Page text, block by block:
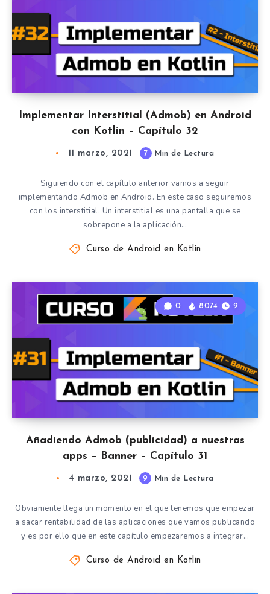
Implementar Interstitial (Admob) en Android
con Kotlin – Capítulo 32
11 marzo, 2021 7 Min de Lectura
Siguiendo con el capítulo anterior vamos a seguir
implementando Admob en Android. En este caso seguiremos
con los interstitial. Un interstitial es una pantalla que se
sobrepone a la aplicación…
Curso de Android en Kotlin
Añadiendo Admob (publicidad) a nuestras
apps – Banner – Capítulo 31
0 8074 9
4 marzo, 2021 9 Min de Lectura
Obviamente llega un momento en el que tenemos que empezar
a sacar rentabilidad de las aplicaciones que vamos publicando
y es por ello que en este capítulo empezaremos a integrar…
Curso de Android en Kotlin